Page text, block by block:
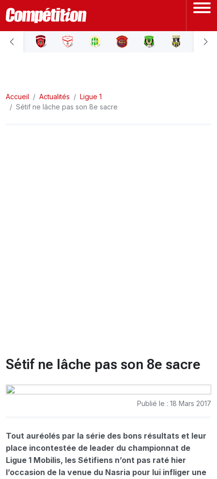
ACCUEIL
LIGUE 2
Accueil Actualités
Ligue 1
Sétif ne lâche pas son 8e sacre
Sétif ne lâche pas son 8e sacre
Publié le : 18 Mars 2017
Tout auréolés par la série des bons résultats et leur
place incontestée de leader du championnat de
Ligue 1 Mobilis, les Sétifiens n’ont pas raté hier
l’occasion de la venue du Nasria pour lui infliger une